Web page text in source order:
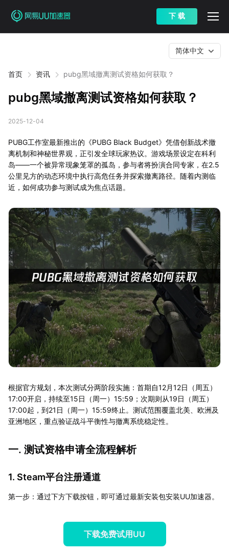
下 载
首页 资讯 pubg黑域撤离测试资格如何获取？
简体中文
pubg黑域撤离测试资格如何获取？
2025-12-04
PUBG工作室最新推出的《PUBG Black Budget》凭借创新战术撤
离机制和神秘世界观，正引发全球玩家热议。游戏场景设定在科利
岛——一个被异常现象笼罩的孤岛，参与者将扮演合同专家，在2.5
公里见方的动态环境中执行高危任务并探索撤离路径。随着内测临
近，如何成功参与测试成为焦点话题。
根据官方规划，本次测试分两阶段实施：首期自12月12日（周五）
17:00开启，持续至15日（周一）15:59；次期则从19日（周五）
17:00起，到21日（周一）15:59终止。测试范围覆盖北美、欧洲及
亚洲地区，重点验证战斗平衡性与撤离系统稳定性。
一. 测试资格申请全流程解析
1. Steam平台注册通道
第一步：通过下方下载按钮，即可通过最新安装包安装UU加速器。
下载免费试用UU